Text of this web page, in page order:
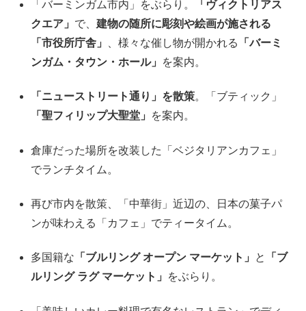
「バーミンガム市内」をぶらり。
「ヴィクトリアス
クエア」 で、建物の随所に彫刻や絵画が施される
「市役所庁舎」
、様々な催し物が開かれる
「バーミ
ンガム・タウン・ホール」
を案内。
「ニューストリート通り」を散策。「ブティック」
「聖フィリップ大聖堂」
を案内。
倉庫だった場所を改装した「ベジタリアンカフェ」
でランチタイム。
再び市内を散策、「中華街」近辺の、日本の菓子パ
ンが味わえる「カフェ」でティータイム。
多国籍な 「ブルリング オープン マーケット」 と
「ブ
ルリング ラグ マーケット」
をぶらり。